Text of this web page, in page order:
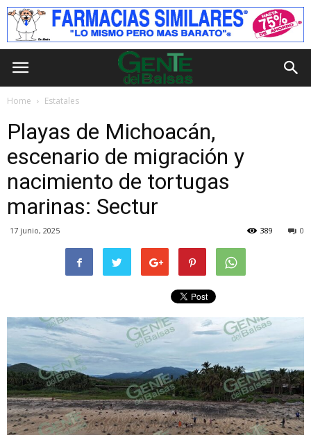
Home Estatales
Playas de Michoacán,
escenario de migración y
nacimiento de tortugas
marinas: Sectur
17 junio, 2025 0
389